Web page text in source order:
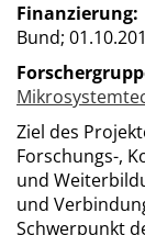
Finanzierung:
Bund;
Ziel des
Forschungs-,
und
und
Schwerpunkt